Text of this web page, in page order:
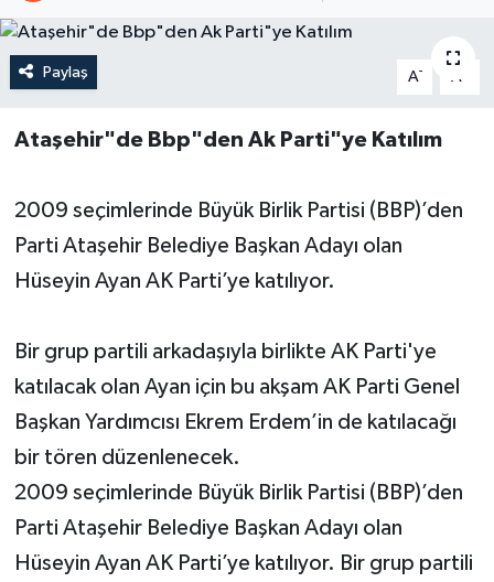
Paylaş A- A
Ataşehir"de Bbp"den Ak Parti"ye Katılım
2009 seçimlerinde Büyük Birlik Partisi (BBP)’den
Parti Ataşehir Belediye Başkan Adayı olan
Hüseyin Ayan AK Parti’ye katılıyor.
Bir grup partili arkadaşıyla birlikte AK Parti'ye
katılacak olan Ayan için bu akşam AK Parti Genel
Başkan Yardımcısı Ekrem Erdem’in de katılacağı
bir tören düzenlenecek.
2009 seçimlerinde Büyük Birlik Partisi (BBP)’den
Parti Ataşehir Belediye Başkan Adayı olan
Hüseyin Ayan AK Parti’ye katılıyor. Bir grup partili